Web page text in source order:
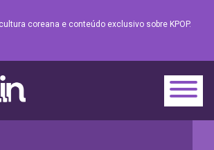
coreana e conteúdo exclusivo sobre KPOP.